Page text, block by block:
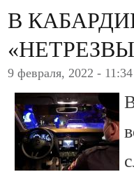
В
9 февраля, 2022 - 11:34